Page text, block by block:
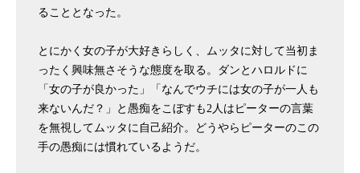
ることとなった。
とにかく女の子が大好きらしく、ムッタに対して当初ま
ったく興味無さそうな態度を取る。ダンとハロルドに
「女の子が良かった」「なんでウチには女の子が一人も
来ないんだ？」と愚痴をこぼすも2人はピーターの言葉
を無視してムッタに自己紹介。どうやらピーターのこの
手の愚痴には慣れているようだ。